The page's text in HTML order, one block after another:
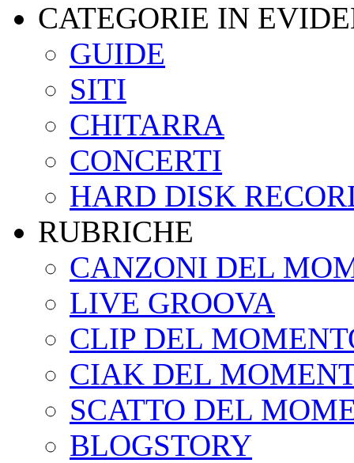
CATEGORIE IN
GUIDE
SITI
CHITARRA
CONCERTI
HARD DISK
RUBRICHE
CANZONI DEL
LIVE GROOVA
CLIP DEL
CIAK DEL
SCATTO DEL
BLOGSTORY